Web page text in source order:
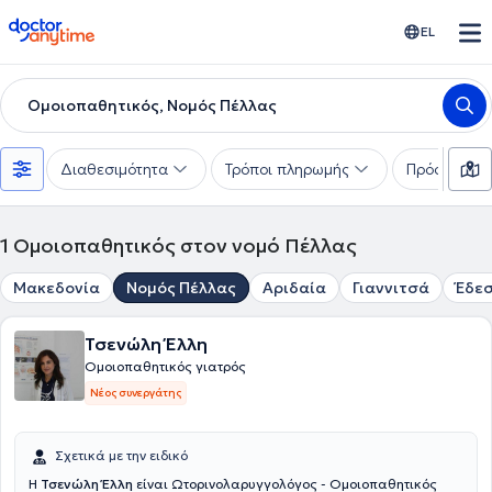
doctoranytime EL
Ομοιοπαθητικός, Νομός Πέλλας
Διαθεσιμότητα Τρόποι πληρωμής Πρόσθετα
1 Ομοιοπαθητικός στον νομό Πέλλας
Μακεδονία Νομός Πέλλας Αριδαία Γιαννιτσά
Τσενώλη Έλλη
Ομοιοπαθητικός γιατρός
Νέος συνεργάτης
Σχετικά με την ειδικό
Η Τσενώλη Έλλη είναι Ωτορινολαρυγγολόγος - Ομοιοπαθητικός